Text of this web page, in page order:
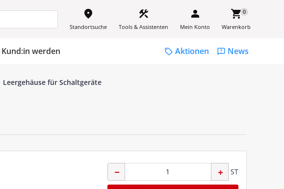
place
Standortsuche
construction
Tools & Assistenten
person
Mein Konto
shopping_cart0
Warenkorb
Kund:in werden sell Aktionen feedback News
Leergehäuse für Schaltgeräte
ST